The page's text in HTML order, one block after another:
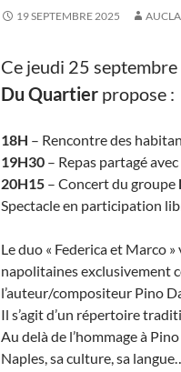
19 SEPTEMBRE 2025
Ce jeudi 25
Du Quartier propose :
18H – Rencontre des
19H30 – Repas partagé
20H15 – Concert du groupe
Spectacle en participation
Le duo « Federica et Marco
napolitaines exclusivement
l’auteur/compositeur Pino
Il s’agit d’un répertoire
Au delà de l’hommage à
Naples, sa culture, sa